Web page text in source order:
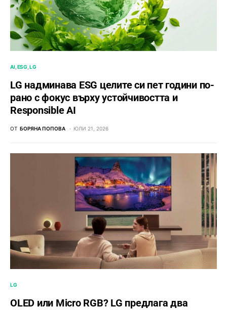
AI ESG LG
LG надминава ESG целите си пет години по-
рано с фокус върху устойчивостта и
Responsible AI
ОТ БОРЯНА ПОПОВА ЮЛИ 21, 2026
LG
OLED или Micro RGB? LG предлага два